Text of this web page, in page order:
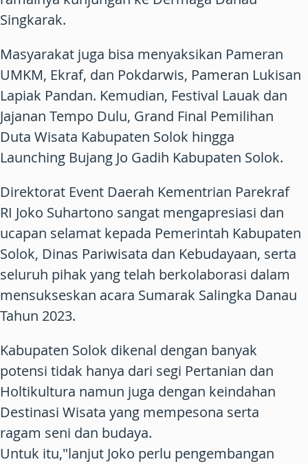
Singkarak.
Masyarakat juga bisa menyaksikan Pameran
UMKM, Ekraf, dan Pokdarwis, Pameran Lukisan
Lapiak Pandan. Kemudian, Festival Lauak dan
Jajanan Tempo Dulu, Grand Final Pemilihan
Duta Wisata Kabupaten Solok hingga
Launching Bujang Jo Gadih Kabupaten Solok.
Direktorat Event Daerah Kementrian Parekraf
RI Joko Suhartono sangat mengapresiasi dan
ucapan selamat kepada Pemerintah Kabupaten
Solok, Dinas Pariwisata dan Kebudayaan, serta
seluruh pihak yang telah berkolaborasi dalam
mensukseskan acara Sumarak Salingka Danau
Tahun 2023.
Kabupaten Solok dikenal dengan banyak
potensi tidak hanya dari segi Pertanian dan
Holtikultura namun juga dengan keindahan
Destinasi Wisata yang mempesona serta
ragam seni dan budaya.
Untuk itu,"lanjut Joko perlu pengembangan